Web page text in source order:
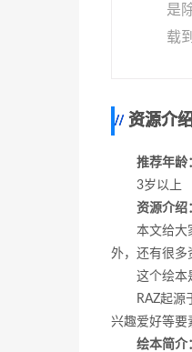
是
载
资源介
推荐年龄
3岁以上
资源介绍
本文给大
外，还有很多
这个绘本
RAZ起源
兴趣爱好等要
绘本简介